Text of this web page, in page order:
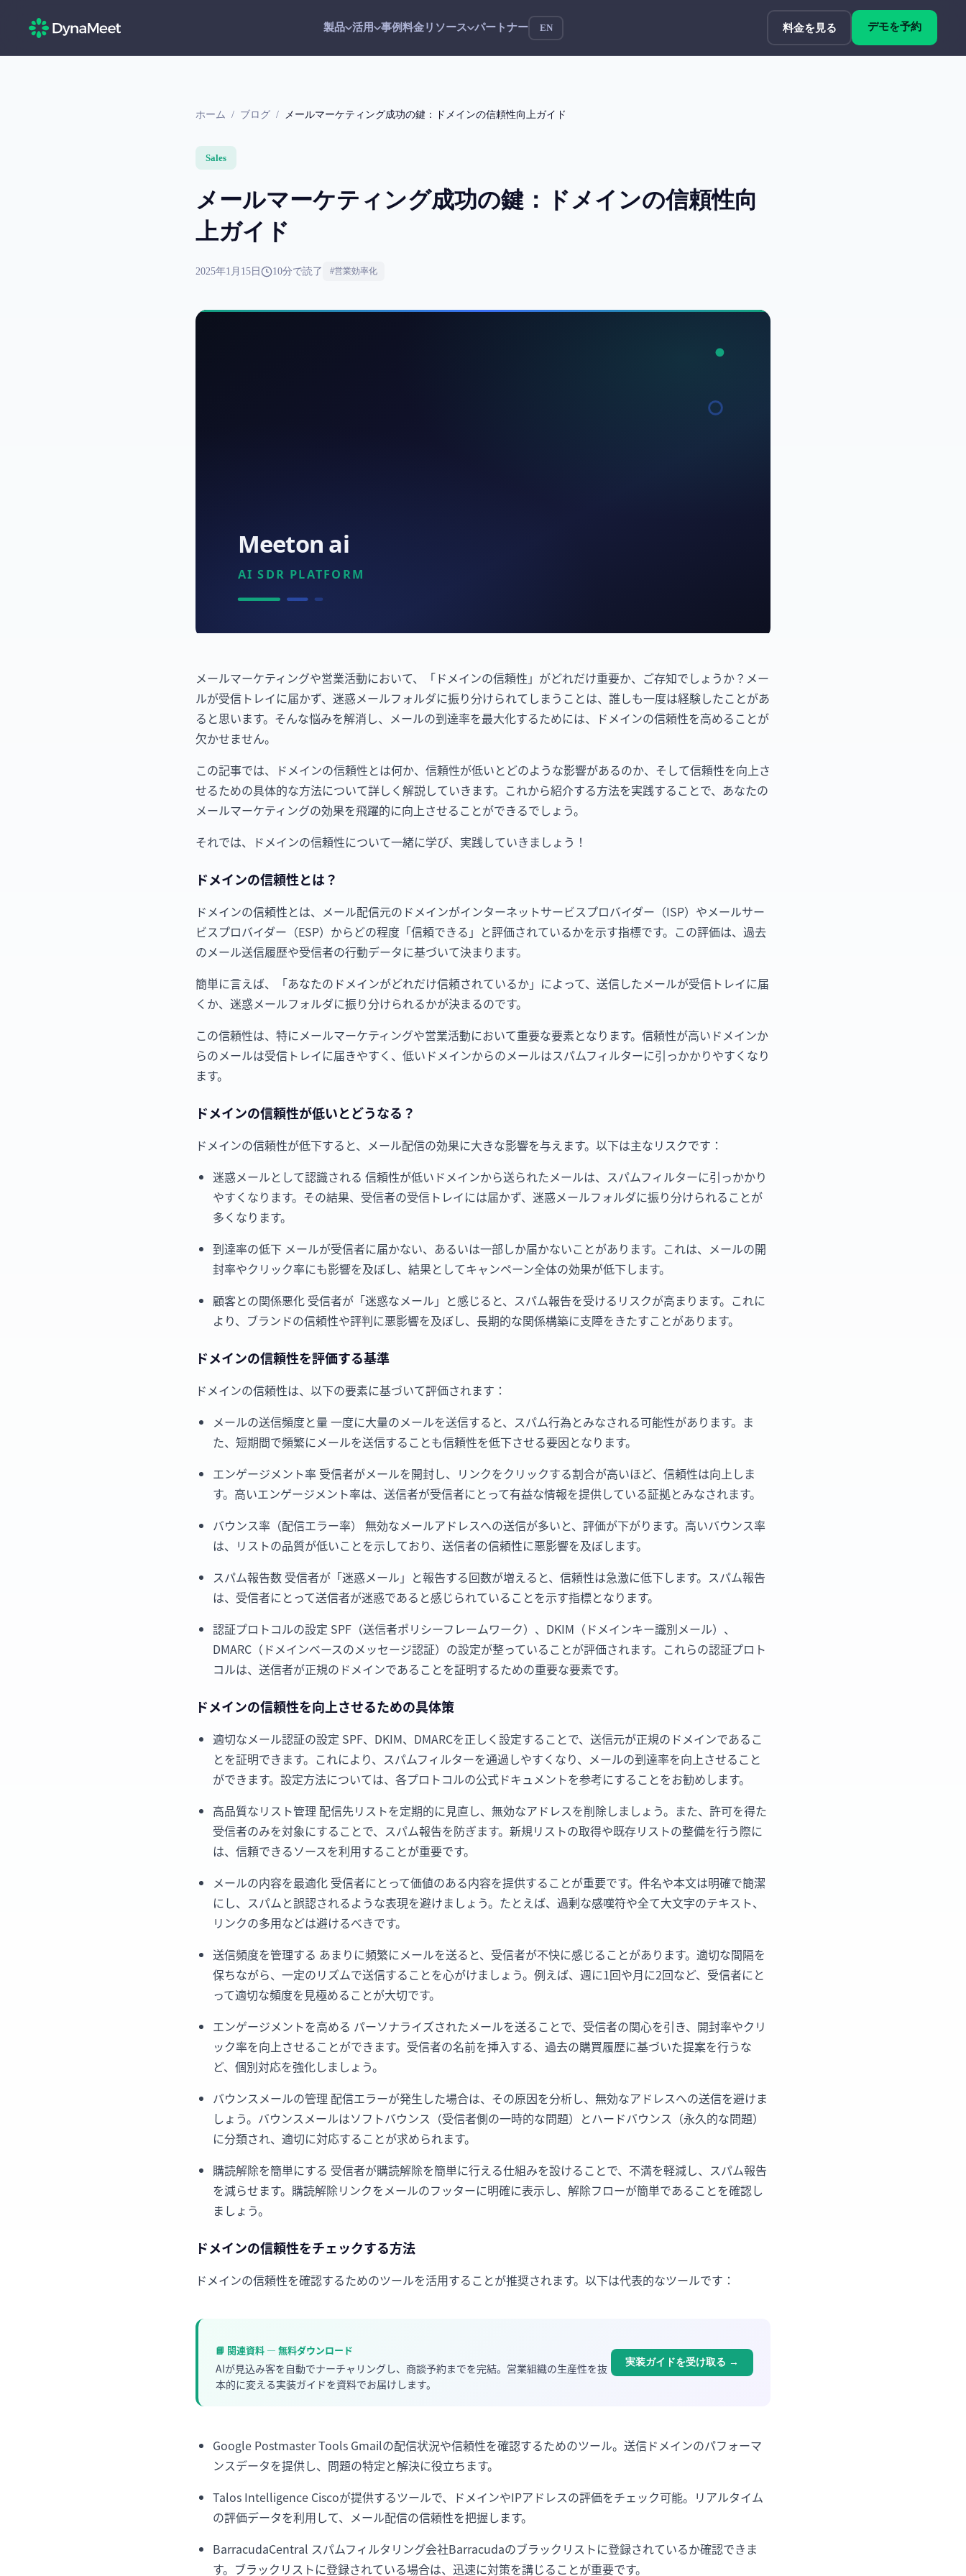
製品 活用 事例料金リソース パートナー EN 料金を見る デモを予約
ホーム / ブログ / メールマーケティング成功の鍵：ドメインの信頼性向上ガイド
Sales
メールマーケティング成功の鍵：ドメインの信頼性向
上ガイド
2025年1月15日 10分で読了 #営業効率化
メールマーケティングや営業活動において、「ドメインの信頼性」がどれだけ重要か、ご存知でしょうか？メー
ルが受信トレイに届かず、迷惑メールフォルダに振り分けられてしまうことは、誰しも一度は経験したことがあ
ると思います。そんな悩みを解消し、メールの到達率を最大化するためには、ドメインの信頼性を高めることが
欠かせません。
この記事では、ドメインの信頼性とは何か、信頼性が低いとどのような影響があるのか、そして信頼性を向上さ
せるための具体的な方法について詳しく解説していきます。これから紹介する方法を実践することで、あなたの
メールマーケティングの効果を飛躍的に向上させることができるでしょう。
それでは、ドメインの信頼性について一緒に学び、実践していきましょう！
ドメインの信頼性とは？
ドメインの信頼性とは、メール配信元のドメインがインターネットサービスプロバイダー（ISP）やメールサー
ビスプロバイダー（ESP）からどの程度「信頼できる」と評価されているかを示す指標です。この評価は、過去
のメール送信履歴や受信者の行動データに基づいて決まります。
簡単に言えば、「あなたのドメインがどれだけ信頼されているか」によって、送信したメールが受信トレイに届
くか、迷惑メールフォルダに振り分けられるかが決まるのです。
この信頼性は、特にメールマーケティングや営業活動において重要な要素となります。信頼性が高いドメインか
らのメールは受信トレイに届きやすく、低いドメインからのメールはスパムフィルターに引っかかりやすくなり
ます。
ドメインの信頼性が低いとどうなる？
ドメインの信頼性が低下すると、メール配信の効果に大きな影響を与えます。以下は主なリスクです：
迷惑メールとして認識される 信頼性が低いドメインから送られたメールは、スパムフィルターに引っかかり
やすくなります。その結果、受信者の受信トレイには届かず、迷惑メールフォルダに振り分けられることが
多くなります。
到達率の低下 メールが受信者に届かない、あるいは一部しか届かないことがあります。これは、メールの開
封率やクリック率にも影響を及ぼし、結果としてキャンペーン全体の効果が低下します。
顧客との関係悪化 受信者が「迷惑なメール」と感じると、スパム報告を受けるリスクが高まります。これに
より、ブランドの信頼性や評判に悪影響を及ぼし、長期的な関係構築に支障をきたすことがあります。
ドメインの信頼性を評価する基準
ドメインの信頼性は、以下の要素に基づいて評価されます：
メールの送信頻度と量 一度に大量のメールを送信すると、スパム行為とみなされる可能性があります。ま
た、短期間で頻繁にメールを送信することも信頼性を低下させる要因となります。
エンゲージメント率 受信者がメールを開封し、リンクをクリックする割合が高いほど、信頼性は向上しま
す。高いエンゲージメント率は、送信者が受信者にとって有益な情報を提供している証拠とみなされます。
バウンス率（配信エラー率） 無効なメールアドレスへの送信が多いと、評価が下がります。高いバウンス率
は、リストの品質が低いことを示しており、送信者の信頼性に悪影響を及ぼします。
スパム報告数 受信者が「迷惑メール」と報告する回数が増えると、信頼性は急激に低下します。スパム報告
は、受信者にとって送信者が迷惑であると感じられていることを示す指標となります。
認証プロトコルの設定 SPF（送信者ポリシーフレームワーク）、DKIM（ドメインキー識別メール）、
DMARC（ドメインベースのメッセージ認証）の設定が整っていることが評価されます。これらの認証プロト
コルは、送信者が正規のドメインであることを証明するための重要な要素です。
ドメインの信頼性を向上させるための具体策
適切なメール認証の設定 SPF、DKIM、DMARCを正しく設定することで、送信元が正規のドメインであるこ
とを証明できます。これにより、スパムフィルターを通過しやすくなり、メールの到達率を向上させること
ができます。設定方法については、各プロトコルの公式ドキュメントを参考にすることをお勧めします。
高品質なリスト管理 配信先リストを定期的に見直し、無効なアドレスを削除しましょう。また、許可を得た
受信者のみを対象にすることで、スパム報告を防ぎます。新規リストの取得や既存リストの整備を行う際に
は、信頼できるソースを利用することが重要です。
メールの内容を最適化 受信者にとって価値のある内容を提供することが重要です。件名や本文は明確で簡潔
にし、スパムと誤認されるような表現を避けましょう。たとえば、過剰な感嘆符や全て大文字のテキスト、
リンクの多用などは避けるべきです。
送信頻度を管理する あまりに頻繁にメールを送ると、受信者が不快に感じることがあります。適切な間隔を
保ちながら、一定のリズムで送信することを心がけましょう。例えば、週に1回や月に2回など、受信者にと
って適切な頻度を見極めることが大切です。
エンゲージメントを高める パーソナライズされたメールを送ることで、受信者の関心を引き、開封率やクリ
ック率を向上させることができます。受信者の名前を挿入する、過去の購買履歴に基づいた提案を行うな
ど、個別対応を強化しましょう。
バウンスメールの管理 配信エラーが発生した場合は、その原因を分析し、無効なアドレスへの送信を避けま
しょう。バウンスメールはソフトバウンス（受信者側の一時的な問題）とハードバウンス（永久的な問題）
に分類され、適切に対応することが求められます。
購読解除を簡単にする 受信者が購読解除を簡単に行える仕組みを設けることで、不満を軽減し、スパム報告
を減らせます。購読解除リンクをメールのフッターに明確に表示し、解除フローが簡単であることを確認し
ましょう。
ドメインの信頼性をチェックする方法
ドメインの信頼性を確認するためのツールを活用することが推奨されます。以下は代表的なツールです：
📘 関連資料 — 無料ダウンロード
AIが見込み客を自動でナーチャリングし、商談予約までを完結。営業組織の生産性を抜
本的に変える実装ガイドを資料でお届けします。
実装ガイドを受け取る →
Google Postmaster Tools Gmailの配信状況や信頼性を確認するためのツール。送信ドメインのパフォーマ
ンスデータを提供し、問題の特定と解決に役立ちます。
Talos Intelligence Ciscoが提供するツールで、ドメインやIPアドレスの評価をチェック可能。リアルタイム
の評価データを利用して、メール配信の信頼性を把握します。
BarracudaCentral スパムフィルタリング会社Barracudaのブラックリストに登録されているか確認できま
す。ブラックリストに登録されている場合は、迅速に対策を講じることが重要です。